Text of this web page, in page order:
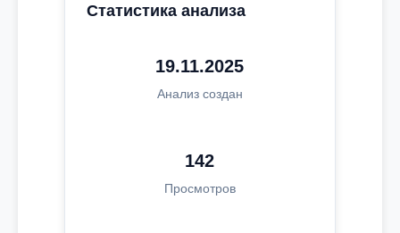
Статистика анализа
19.11.2025
Анализ создан
142
Просмотров